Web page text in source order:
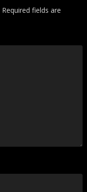
Required fields are